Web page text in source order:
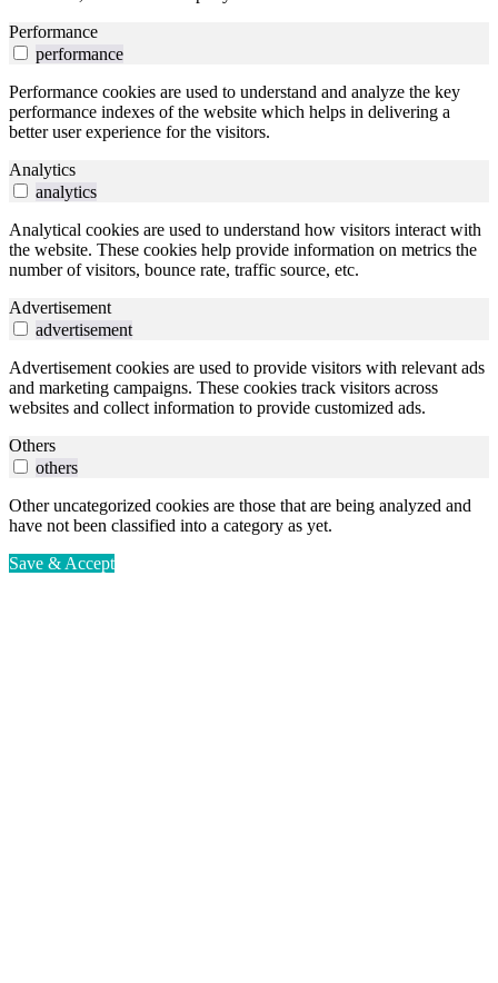
Performance
performance
Performance cookies are used to understand and analyze the key
performance indexes of the website which helps in delivering a
better user experience for the visitors.
Analytics
analytics
Analytical cookies are used to understand how visitors interact with
the website. These cookies help provide information on metrics the
number of visitors, bounce rate, traffic source, etc.
Advertisement
advertisement
Advertisement cookies are used to provide visitors with relevant ads
and marketing campaigns. These cookies track visitors across
websites and collect information to provide customized ads.
Others
others
Other uncategorized cookies are those that are being analyzed and
have not been classified into a category as yet.
Save & Accept